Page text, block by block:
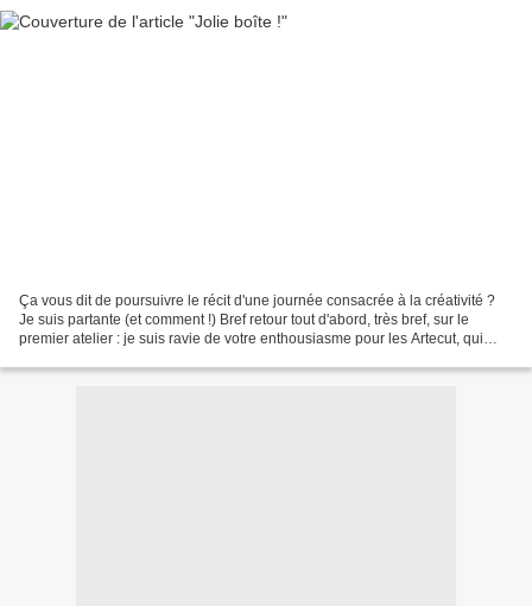
Ça vous dit de poursuivre le récit d'une journée consacrée à la créativité ?
Je suis partante (et comment !) Bref retour tout d'abord, très bref, sur le
premier atelier : je suis ravie de votre enthousiasme pour les Artecut, qui